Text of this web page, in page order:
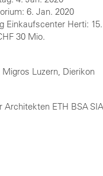
6. Jan. 2020
Einkaufscenter Herti:
30 Mio.
Luzern, Dierikon
Architekten ETH BSA